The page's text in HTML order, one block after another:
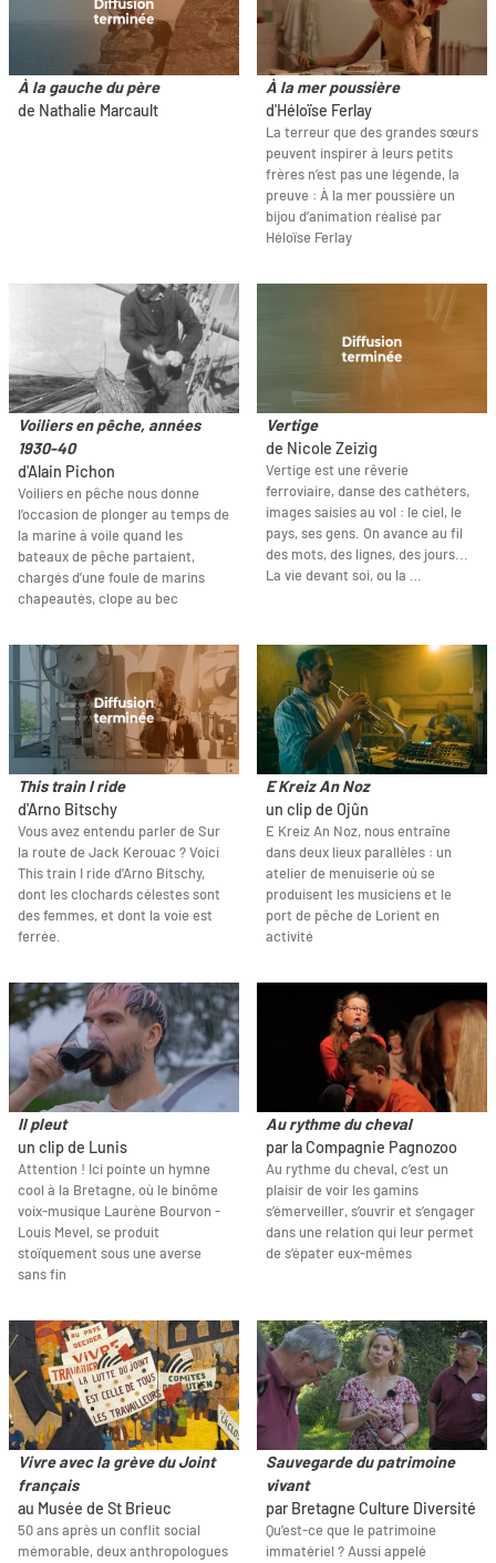
À la gauche du père
de Nathalie Marcault
À la mer poussière
d'Héloïse Ferlay
La terreur que des grandes sœurs
peuvent inspirer à leurs petits
frères n’est pas une légende, la
preuve : À la mer poussière un
bijou d’animation réalisé par
Héloïse Ferlay
Voiliers en pêche, années
1930-40
d'Alain Pichon
Voiliers en pêche nous donne
l’occasion de plonger au temps de
la marine à voile quand les
bateaux de pêche partaient,
chargés d’une foule de marins
chapeautés, clope au bec
Vertige
de Nicole Zeizig
Vertige est une rêverie
ferroviaire, danse des cathéters,
images saisies au vol : le ciel, le
pays, ses gens. On avance au fil
des mots, des lignes, des jours...
La vie devant soi, ou la …
This train I ride
d'Arno Bitschy
Vous avez entendu parler de Sur
la route de Jack Kerouac ? Voici
This train I ride d’Arno Bitschy,
dont les clochards célestes sont
des femmes, et dont la voie est
ferrée.
E Kreiz An Noz
un clip de Ojûn
E Kreiz An Noz, nous entraîne
dans deux lieux parallèles : un
atelier de menuiserie où se
produisent les musiciens et le
port de pêche de Lorient en
activité
Il pleut
un clip de Lunis
Attention ! Ici pointe un hymne
cool à la Bretagne, où le binôme
voix-musique Laurène Bourvon -
Louis Mevel, se produit
stoïquement sous une averse
sans fin
Au rythme du cheval
par la Compagnie Pagnozoo
Au rythme du cheval, c’est un
plaisir de voir les gamins
s’émerveiller, s’ouvrir et s’engager
dans une relation qui leur permet
de s’épater eux-mêmes
Vivre avec la grève du Joint
français
au Musée de St Brieuc
50 ans après un conflit social
mémorable, deux anthropologues
Sauvegarde du patrimoine
vivant
par Bretagne Culture Diversité
Qu’est-ce que le patrimoine
immatériel ? Aussi appelé